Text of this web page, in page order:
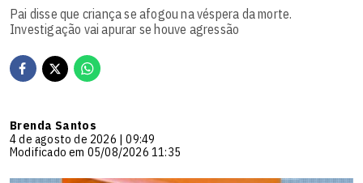
Pai disse que criança se afogou na véspera da morte.
Investigação vai apurar se houve agressão
Brenda Santos
4 de agosto de 2026 | 09:49
Modificado em 05/08/2026 11:35